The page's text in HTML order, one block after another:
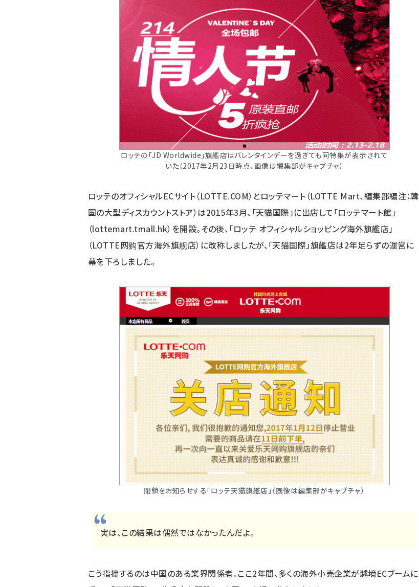
ロッテの「JD Worldwide」旗艦店はバレンタインデーを過ぎても同特集が表示されて
いた（2017年2月23日時点、画像は編集部がキャプチャ）
ロッテのオフィシャルECサイト（LOTTE.COM）とロッテマート（LOTTE Mart、編集部編注：韓
国の大型ディスカウントストア）は2015年3月、「天猫国際」に出店して「ロッテマート館」
（lottemart.tmall.hk）を開設。その後、「ロッテ オフィシャルショッピング海外旗艦店」
（LOTTE网购官方海外旗舰店） に改称しましたが、「天猫国際」旗艦店は2年足らずの運営に
幕を下ろしました。
閉鎖をお知らせする「ロッテ天猫旗艦店」（画像は編集部がキャプチャ）
実は、この結果は偶然ではなかったんだよ。
こう指摘するのは中国のある業界関係者。ここ2年間、多くの海外小売企業が越境ECブームに